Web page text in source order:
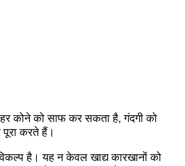
कोने को साफ कर सकता है, गंदगी को
करते हैं।
है। यह न केवल खाद्य कारखानों को